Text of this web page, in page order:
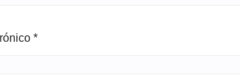
*